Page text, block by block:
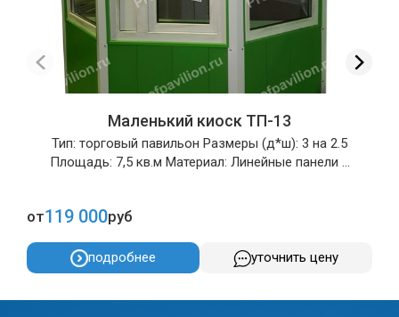
Маленький киоск ТП-13
Тип: торговый павильон Размеры (д*ш): 3 на 2.5
Площадь: 7,5 кв.м Материал: Линейные панели ...
от119 000руб
подробнее уточнить цену